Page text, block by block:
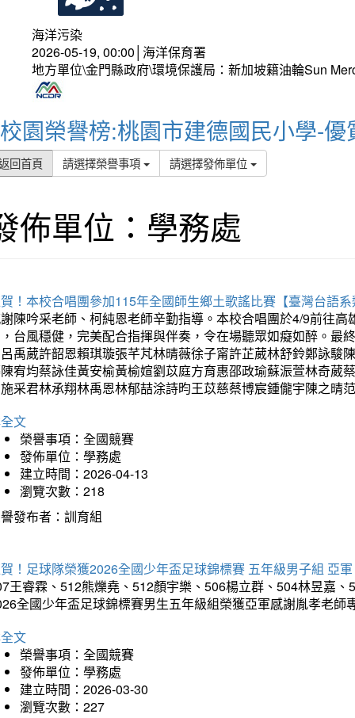
海洋污染
2026-05-19, 00:00│海洋保育署
地方單位\金門縣政府\環境保護局：新加坡籍油輪Sun
校園榮譽榜:桃園市建德國民小學-優
回首頁 請選擇榮譽事項 請選擇發佈單位
佈單位：學務處
！本校合唱團參加115年全國師生鄉土歌謠比賽【臺灣台語
陳吟采老師、柯純恩老師辛勤指導。本校合唱團於4/9前往
台風穩健，完美配合指揮與伴奏，令在場聽眾如癡如醉。最
禹葳許韶恩賴琪璇張芊芃林晴薇徐子甯許芷葳林舒鈴鄭詠駿
宥均蔡詠佳黃安榆黃榆媗劉苡庭方育惠邵政瑜蘇浱萱林奇葳
采君林承翔林禹恩林郁喆涂詩昀王苡慈蔡博宸鍾儱宇陳之晴
文
榮譽事項：全國競賽
發佈單位：學務處
建立時間：2026-04-13
瀏覽次數：218
發布者：訓育組
！足球隊榮獲2026全國少年盃足球錦標賽 五年級男子組 亞軍
王睿霖、512熊爍堯、512顏宇樂、506楊立群、504林昱嘉
全國少年盃足球錦標賽男生五年級組榮獲亞軍感謝胤孝老師
文
榮譽事項：全國競賽
發佈單位：學務處
建立時間：2026-03-30
瀏覽次數：227